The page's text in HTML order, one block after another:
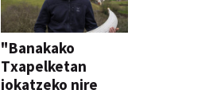
"Banakako
Txapelketan
jokatzeko nire